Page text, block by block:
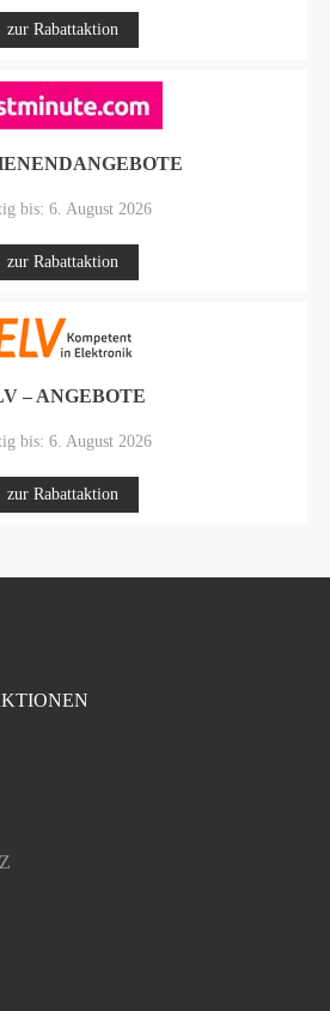
zur Rabattaktion
bis: 6. August 2026
zur Rabattaktion
– ANGEBOTE
bis: 6. August 2026
zur Rabattaktion